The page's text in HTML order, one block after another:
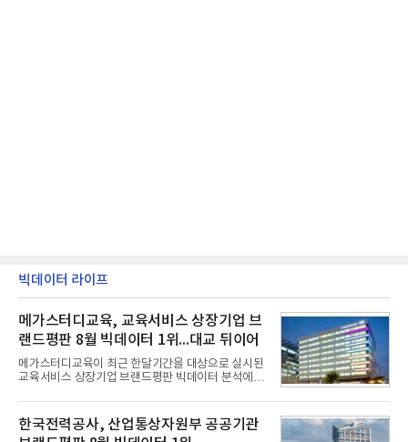
빅데이터 라이프
메가스터디교육, 교육서비스 상장기업 브
랜드평판 8월 빅데이터 1위...대교 뒤이어
메가스터디교육이 최근 한달기간을 대상으로 실시된
교육서비스 상장기업 브랜드평판 빅데이터 분석에서
일 한국기업평판연구소(소장 구창환)는 국내 교육서
비스 상장기업 브랜드를 대상으로 지난 7월 7일부터
8월 7일까지 수집된 소비자 빅데이터 10,074,233건
한국전력공사, 산업통상자원부 공공기관